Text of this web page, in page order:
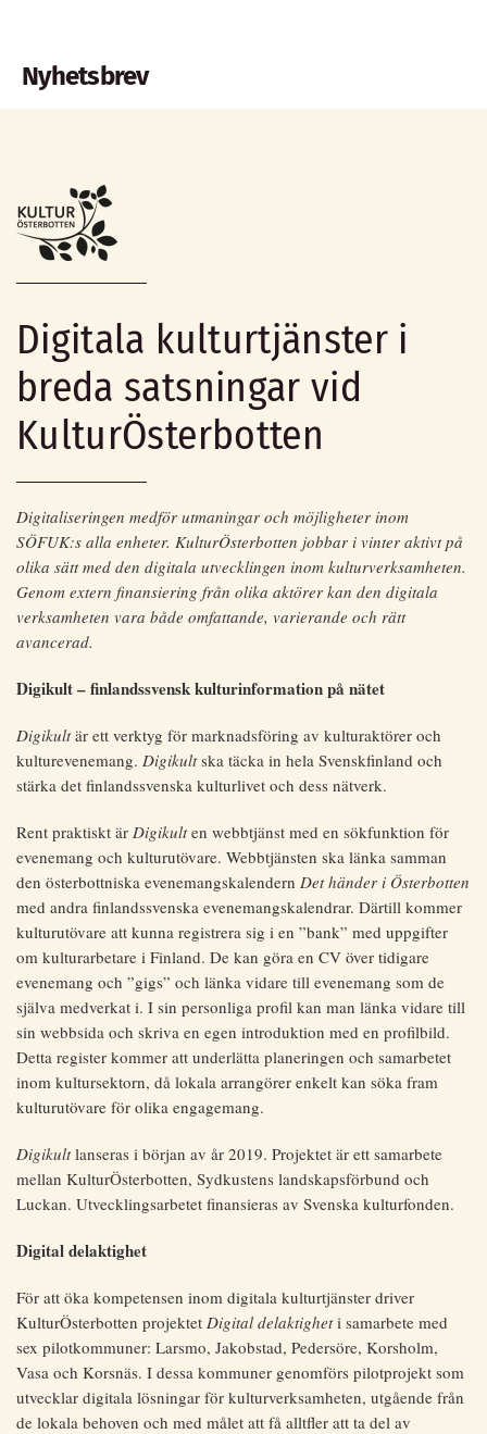
Nyhetsbrev
Digitala kulturtjänster i
breda satsningar vid
KulturÖsterbotten
Digitaliseringen medför utmaningar och möjligheter inom
SÖFUK:s alla enheter. KulturÖsterbotten jobbar i vinter aktivt på
olika sätt med den digitala utvecklingen inom kulturverksamheten.
Genom extern finansiering från olika aktörer kan den digitala
verksamheten vara både omfattande, varierande och rätt
avancerad.
Digikult – finlandssvensk kulturinformation på nätet
Digikultär ett verktyg för marknadsföring av kulturaktörer och
kulturevenemang. Digikultska täcka in hela Svenskfinland och
stärka det finlandssvenska kulturlivet och dess nätverk.
Rent praktiskt är Digikulten webbtjänst med en sökfunktion för
evenemang och kulturutövare. Webbtjänsten ska länka samman
den österbottniska evenemangskalendern Det händer i Österbotten
med andra finlandssvenska evenemangskalendrar. Därtill kommer
kulturutövare att kunna registrera sig i en ”bank” med uppgifter
om kulturarbetare i Finland. De kan göra en CV över tidigare
evenemang och ”gigs” och länka vidare till evenemang som de
själva medverkat i. I sin personliga profil kan man länka vidare till
sin webbsida och skriva en egen introduktion med en profilbild.
Detta register kommer att underlätta planeringen och samarbetet
inom kultursektorn, då lokala arrangörer enkelt kan söka fram
kulturutövare för olika engagemang.
Digikultlanseras i början av år 2019. Projektet är ett samarbete
mellan KulturÖsterbotten, Sydkustens landskapsförbund och
Luckan. Utvecklingsarbetet finansieras av Svenska kulturfonden.
Digital delaktighet
För att öka kompetensen inom digitala kulturtjänster driver
KulturÖsterbotten projektet Digital delaktigheti samarbete med
sex pilotkommuner: Larsmo, Jakobstad, Pedersöre, Korsholm,
Vasa och Korsnäs. I dessa kommuner genomförs pilotprojekt som
utvecklar digitala lösningar för kulturverksamheten, utgående från
de lokala behoven och med målet att få alltfler att ta del av